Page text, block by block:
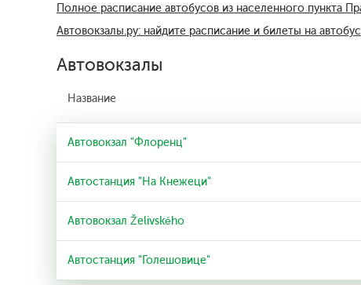
Полное расписание автобусов из населенного пункта
Автовокзалы.ру: найдите расписание и билеты на автобус
Автовокзалы
Название
Автовокзал "Флоренц"
Автостанция "На Кнежеци"
Автовокзал Želivského
Автостанция "Голешовице"